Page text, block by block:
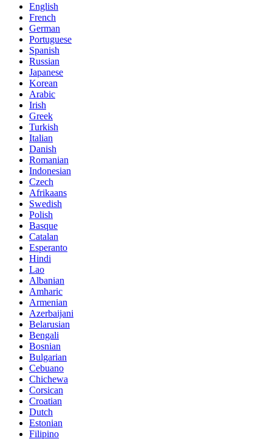
English
French
German
Portuguese
Spanish
Russian
Japanese
Korean
Arabic
Irish
Greek
Turkish
Italian
Danish
Romanian
Indonesian
Czech
Afrikaans
Swedish
Polish
Basque
Catalan
Esperanto
Hindi
Lao
Albanian
Amharic
Armenian
Azerbaijani
Belarusian
Bengali
Bosnian
Bulgarian
Cebuano
Chichewa
Corsican
Croatian
Dutch
Estonian
Filipino